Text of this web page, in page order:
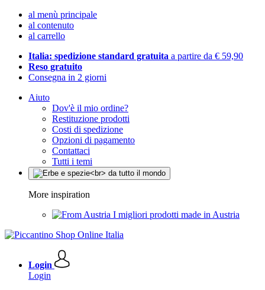
al menù principale
al contenuto
al carrello
Italia: spedizione standard gratuita a partire da € 59,90
Reso gratuito
Consegna in 2 giorni
Aiuto
Dov'è il mio ordine?
Restituzione prodotti
Costi di spedizione
Opzioni di pagamento
Contattaci
Tutti i temi
More inspiration
I migliori prodotti made in Austria
Login
Login